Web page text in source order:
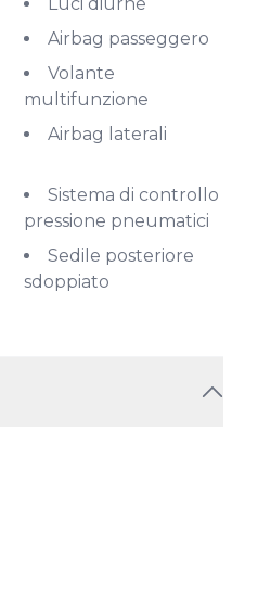
Airbag passeggero
Volante
multifunzione
Airbag laterali
Sistema di controllo
pressione pneumatici
Sedile posteriore
sdoppiato